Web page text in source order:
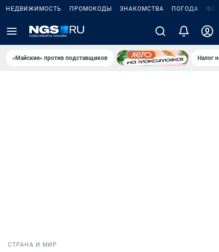
НЕДВИЖИМОСТЬ ПРОМОКОДЫ ЗНАКОМСТВА ПОГОДА
«Майские» против подставщиков Налог
СТРАНА И МИР